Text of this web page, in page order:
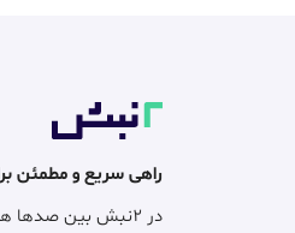
راهی سریع و مطمئن
در ۲نبش بین